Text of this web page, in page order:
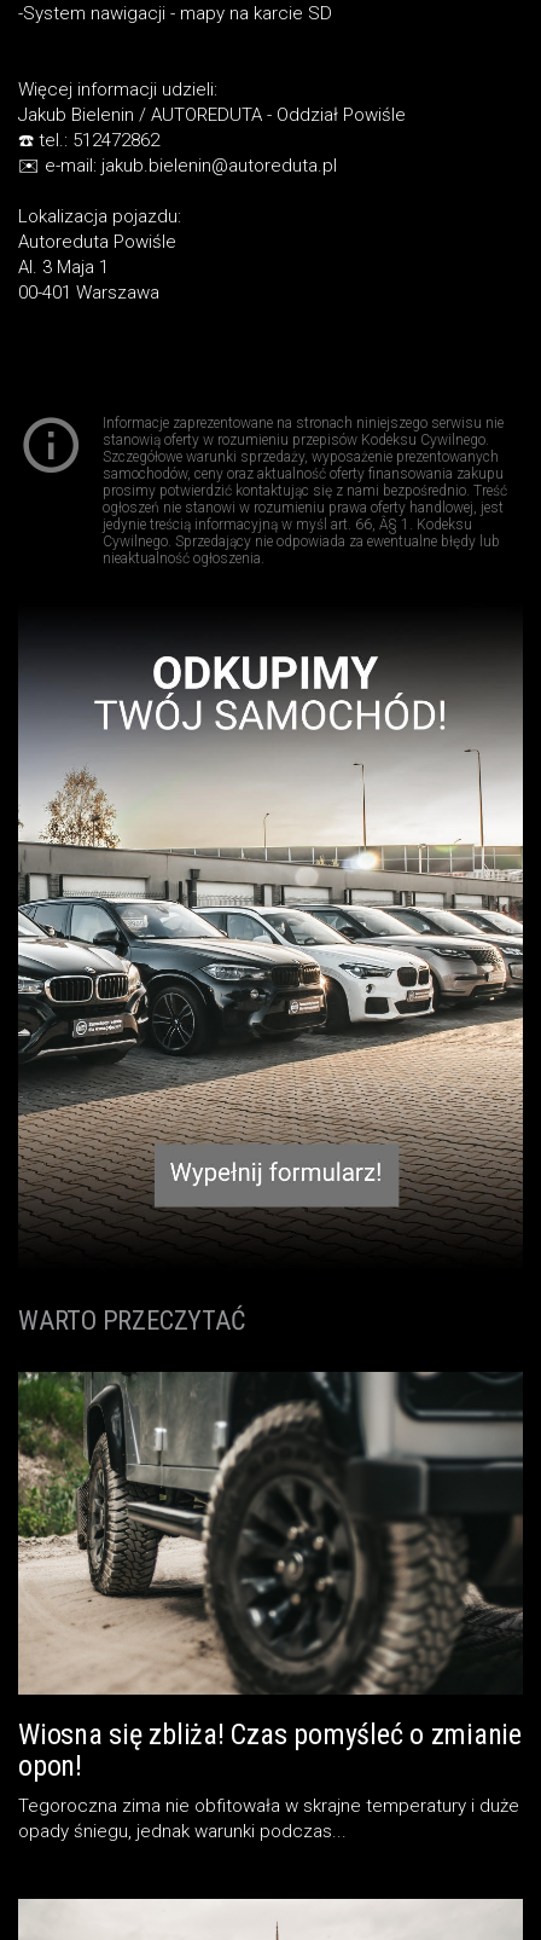
-System nawigacji - mapy na karcie SD
Więcej informacji udzieli:
Jakub Bielenin / AUTOREDUTA - Oddział Powiśle
☎️ tel.: 512472862
✉️ e-mail: jakub.bielenin@autoreduta.pl
Lokalizacja pojazdu:
Autoreduta Powiśle
Al. 3 Maja 1
00-401 Warszawa
Informacje zaprezentowane na stronach niniejszego serwisu nie
stanowią oferty w rozumieniu przepisów Kodeksu Cywilnego.
Szczegółowe warunki sprzedaży, wyposażenie prezentowanych
samochodów, ceny oraz aktualność oferty finansowania zakupu
prosimy potwierdzić kontaktując się z nami bezpośrednio. Treść
ogłoszeń nie stanowi w rozumieniu prawa oferty handlowej, jest
jedynie treścią informacyjną w myśl art. 66, Â§ 1. Kodeksu
Cywilnego. Sprzedający nie odpowiada za ewentualne błędy lub
nieaktualność ogłoszenia.
WARTO PRZECZYTAĆ
Wiosna się zbliża! Czas pomyśleć o zmianie
opon!
Tegoroczna zima nie obfitowała w skrajne temperatury i duże
opady śniegu, jednak warunki podczas...